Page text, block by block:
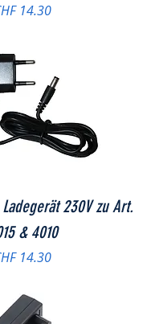
14.30
Ladegerät 230V zu Art.
& 4010
14.30